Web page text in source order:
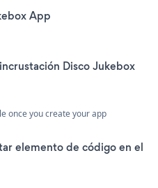
App
Disco Jukebox
once you create your app
elemento de código en el